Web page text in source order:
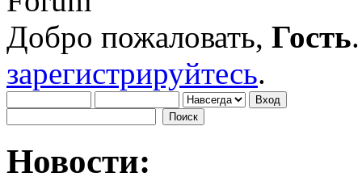
Добро пожаловать, Гость
зарегистрируйтесь.
Новости: